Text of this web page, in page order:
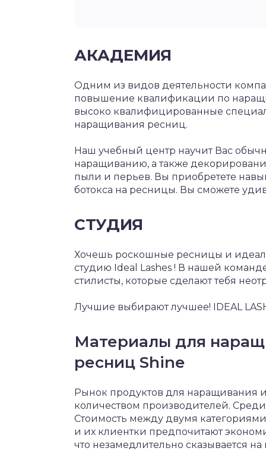
АКАДЕМИЯ
Одним из видов деятельности
повышение квалификации по
высоко квалифицированные
наращивания ресниц.
Наш учебный центр научит Вас
наращиванию, а также
пыли и перьев. Вы приобретете
ботокса на ресницы. Вы сможете
СТУДИЯ
Хочешь роскошные ресницы и
студию Ideal Lashes ! В нашей
стилисты, которые сделают тебя
Лучшие выбирают лучшее! IDEAL
Материалы для
ресниц Shine
Рынок продуктов для наращивания
количеством производителей.
Стоимость между двумя
и их клиентки предпочитают
что незамедлительно сказывается на